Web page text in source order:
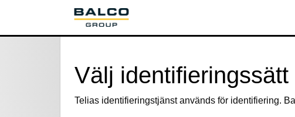
Välj identifieringssätt
Telias identifieringstjänst används för identifiering.